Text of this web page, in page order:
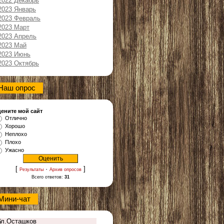
Январь
Февраль
Март
Апрель
Май
Июнь
Октябрь
опрос
мой сайт
Отлично
Хорошо
Неплохо
Плохо
Ужасно
[ Результаты · Архив опросов ]
Всего ответов: 31
чат